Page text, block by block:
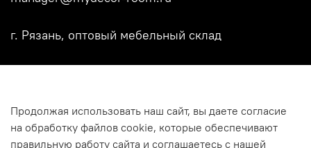
Новости
Каталоги фабрик
г. Рязань, оптовый мебельный склад
Продолжая использовать наш сайт, вы даете согласие
на обработку файлов cookie, которые обеспечивают
правильную работу сайта и соглашаетесь с нашей